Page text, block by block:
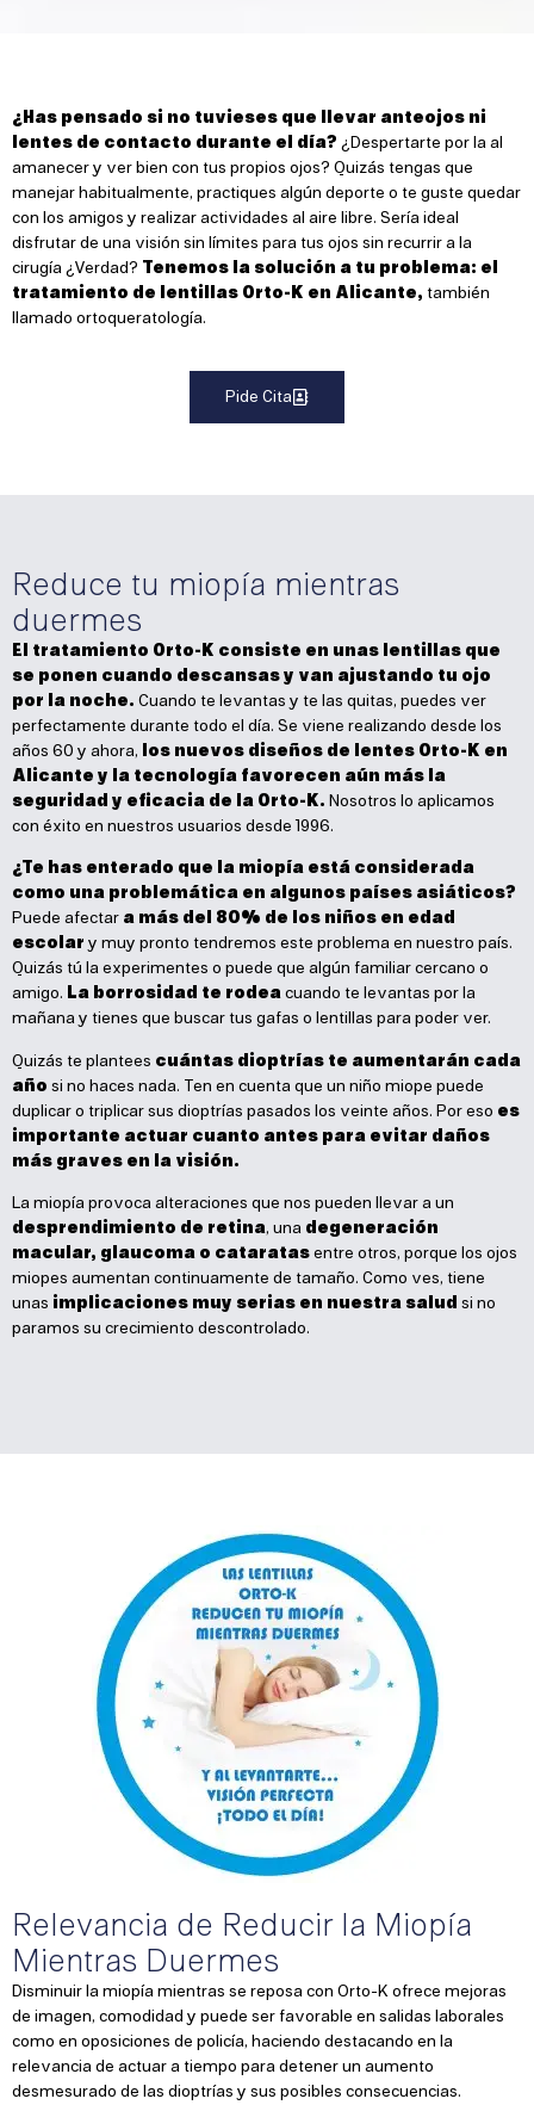
¿Has pensado si no tuvieses que llevar anteojos ni
lentes de contacto durante el día?¿Despertarte por la al
amanecer y ver bien con tus propios ojos? Quizás tengas que
manejar habitualmente, practiques algún deporte o te guste quedar
con los amigos y realizar actividades al aire libre. Sería ideal
disfrutar de una visión sin límites para tus ojos sin recurrir a la
cirugía ¿Verdad? Tenemos la solución a tu problema: el
tratamiento de lentillas Orto-K en Alicante, también
llamado ortoqueratología.
Pide Cita
Reduce tu miopía mientras
duermes
El tratamiento Orto-K consiste en unas lentillas que
se ponen cuando descansas y van ajustando tu ojo
por la noche.Cuando te levantas y te las quitas, puedes ver
perfectamente durante todo el día. Se viene realizando desde los
años 60 y ahora, los nuevos diseños de lentes Orto-K en
Alicante y la tecnología favorecen aún más la
seguridad y eficacia de la Orto-K.Nosotros lo aplicamos
con éxito en nuestros usuarios desde 1996.
¿Te has enterado que la miopía está considerada
como una problemática en algunos países asiáticos?
Puede afectara más del 80% de los niños en edad
escolary muy pronto tendremos este problema en nuestro país.
Quizás tú la experimentes o puede que algún familiar cercano o
amigo. La borrosidad te rodeacuando te levantas por la
mañana y tienes que buscar tus gafas o lentillas para poder ver.
Quizás te plantees cuántas dioptrías te aumentarán cada
añosi no haces nada. Ten en cuenta que un niño miope puede
duplicar o triplicar sus dioptrías pasados los veinte años. Por eso es
importante actuar cuanto antes para evitar daños
más graves en la visión.
La miopía provoca alteraciones que nos pueden llevar a un
desprendimiento de retina, unadegeneración
macular, glaucoma o cataratasentre otros, porque los ojos
miopes aumentan continuamente de tamaño. Como ves, tiene
unas implicaciones muy serias en nuestra saludsi no
paramos su crecimiento descontrolado.
Relevancia de Reducir la Miopía
Mientras Duermes
Disminuir la miopía mientras se reposa con Orto-K ofrece mejoras
de imagen, comodidad y puede ser favorable en salidas laborales
como en oposiciones de policía, haciendo destacando en la
relevancia de actuar a tiempo para detener un aumento
desmesurado de las dioptrías y sus posibles consecuencias.